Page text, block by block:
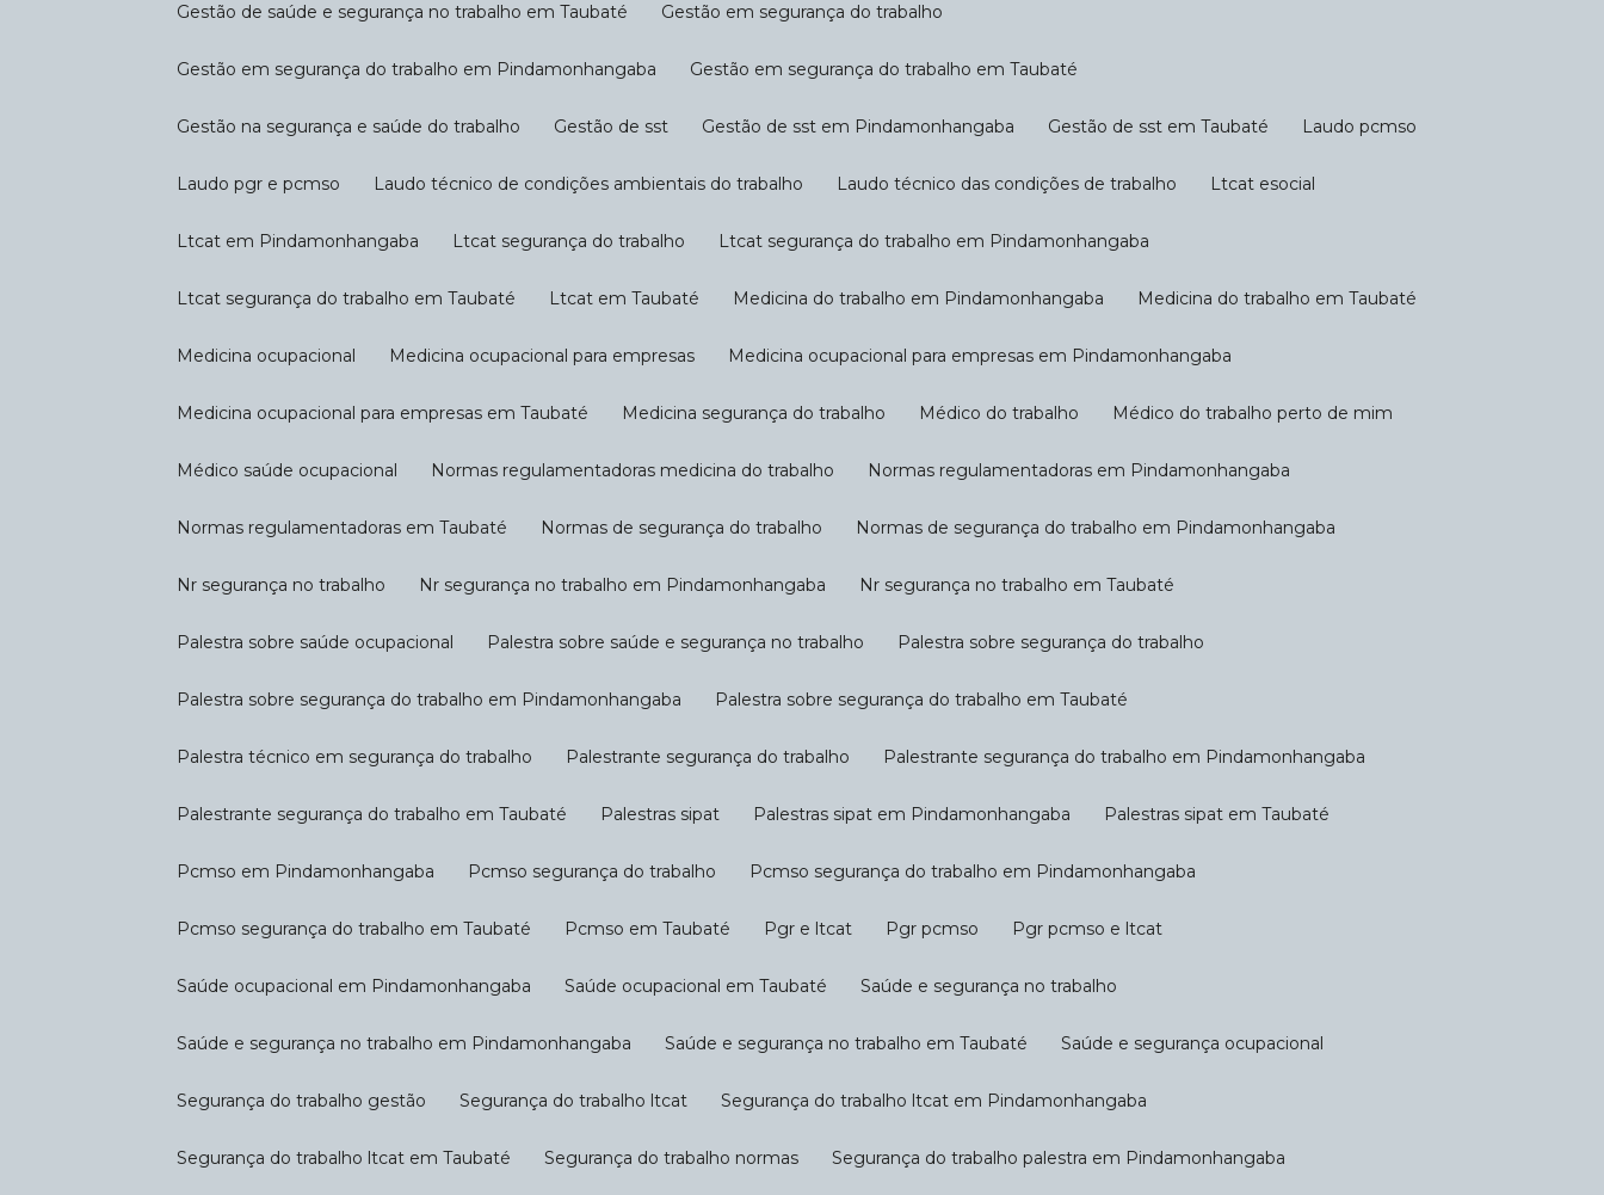
Gestão de saúde e segurança no trabalho em Taubaté Gestão em segurança do trabalho
Gestão em segurança do trabalho em Pindamonhangaba Gestão em segurança do trabalho em Taubaté
Gestão na segurança e saúde do trabalho Gestão de sst Gestão de sst em Pindamonhangaba Gestão de sst em Taubaté Laudo pcmso
Laudo pgr e pcmso Laudo técnico de condições ambientais do trabalho Laudo técnico das condições de trabalho Ltcat esocial
Ltcat em Pindamonhangaba Ltcat segurança do trabalho Ltcat segurança do trabalho em Pindamonhangaba
Ltcat segurança do trabalho em Taubaté Ltcat em Taubaté Medicina do trabalho em Pindamonhangaba Medicina do trabalho em Taubaté
Medicina ocupacional Medicina ocupacional para empresas Medicina ocupacional para empresas em Pindamonhangaba
Medicina ocupacional para empresas em Taubaté Medicina segurança do trabalho Médico do trabalho Médico do trabalho perto de mim
Médico saúde ocupacional Normas regulamentadoras medicina do trabalho Normas regulamentadoras em Pindamonhangaba
Normas regulamentadoras em Taubaté Normas de segurança do trabalho Normas de segurança do trabalho em Pindamonhangaba
Nr segurança no trabalho Nr segurança no trabalho em Pindamonhangaba Nr segurança no trabalho em Taubaté
Palestra sobre saúde ocupacional Palestra sobre saúde e segurança no trabalho Palestra sobre segurança do trabalho
Palestra sobre segurança do trabalho em Pindamonhangaba Palestra sobre segurança do trabalho em Taubaté
Palestra técnico em segurança do trabalho Palestrante segurança do trabalho Palestrante segurança do trabalho em Pindamonhangaba
Palestrante segurança do trabalho em Taubaté Palestras sipat Palestras sipat em Pindamonhangaba Palestras sipat em Taubaté
Pcmso em Pindamonhangaba Pcmso segurança do trabalho Pcmso segurança do trabalho em Pindamonhangaba
Pcmso segurança do trabalho em Taubaté Pcmso em Taubaté Pgr e ltcat Pgr pcmso Pgr pcmso e ltcat
Saúde ocupacional em Pindamonhangaba Saúde ocupacional em Taubaté Saúde e segurança no trabalho
Saúde e segurança no trabalho em Pindamonhangaba Saúde e segurança no trabalho em Taubaté Saúde e segurança ocupacional
Segurança do trabalho gestão Segurança do trabalho ltcat Segurança do trabalho ltcat em Pindamonhangaba
Segurança do trabalho ltcat em Taubaté Segurança do trabalho normas Segurança do trabalho palestra em Pindamonhangaba